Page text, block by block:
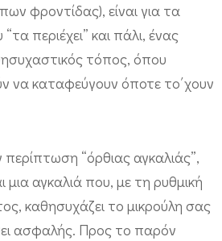
φροντίδας), είναι για τα
περιέχει” και πάλι, ένας
τόπος, όπου
να καταφεύγουν όποτε το΄χουν
“όρθιας αγκαλιάς”,
μια αγκαλιά που, με τη ρυθμική
καθησυχάζει το μικρούλη σας
ασφαλής. Προς το παρόν